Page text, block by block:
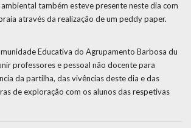
também esteve presente neste dia com
através da realização de um peddy paper.
Educativa do Agrupamento Barbosa du
professores e pessoal não docente para
da partilha, das vivências deste dia e das
de exploração com os alunos das respetivas